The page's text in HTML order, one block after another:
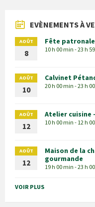
EVÈNEMENTS À
AOÛT
8
Fête
10 h 00 min - 23 h
AOÛT
10
Calvinet
20 h 00 min - 23 h
AOÛT
12
Atelier cuisine
10 h 00 min - 12 h
AOÛT
12
Maison de la
gourmande
19 h 00 min - 23 h
VOIR PLUS